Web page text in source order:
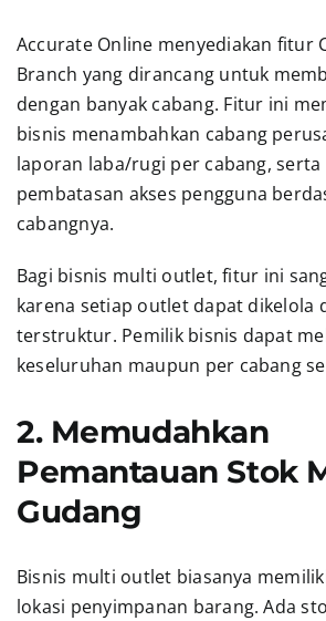
Accurate Online menyediakan fitur
Branch yang dirancang untuk
dengan banyak cabang. Fitur ini
bisnis menambahkan cabang
laporan laba/rugi per cabang,
pembatasan akses pengguna
cabangnya.
Bagi bisnis multi outlet, fitur ini
karena setiap outlet dapat dikelola
terstruktur. Pemilik bisnis dapat
keseluruhan maupun per cabang
2. Memudahkan
Pemantauan Stok
Gudang
Bisnis multi outlet biasanya
lokasi penyimpanan barang. Ada